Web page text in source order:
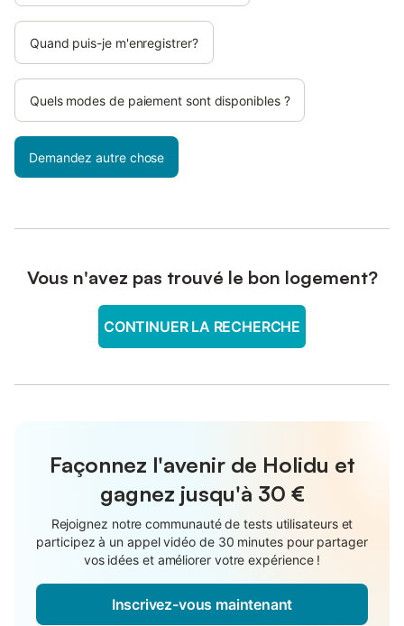
Quand puis-je m'enregistrer?
Quels modes de paiement sont disponibles ?
Demandez autre chose
Vous n'avez pas trouvé le bon logement?
CONTINUER LA RECHERCHE
Façonnez l'avenir de Holidu et
gagnez jusqu'à 30 €
Rejoignez notre communauté de tests utilisateurs et
participez à un appel vidéo de 30 minutes pour partager
vos idées et améliorer votre expérience !
Inscrivez-vous maintenant